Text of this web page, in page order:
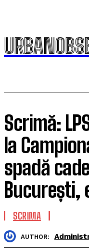
Scrimă:
la
spadă
București,
SCRIMA
AUTHOR: